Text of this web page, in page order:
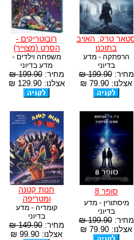
טרק: האויב
בתוכנו
הרפתקה - מדע
בדיוני
מחיר:199.90 ₪
אצלנו: 79.90 ₪
רובוטריקים -
הסרט (מצוייר)
משפחה וילדים -
מדע בדיוני
מחיר:199.90 ₪
אצלנו: 129.90 ₪
סופר 8
מיסתורין - מדע
בדיוני
מחיר:199.90 ₪
אצלנו: 79.90 ₪
חנות קטנה
ומטריפה
קומדיה - מדע
בדיוני
מחיר:149.90 ₪
אצלנו: 99.90 ₪